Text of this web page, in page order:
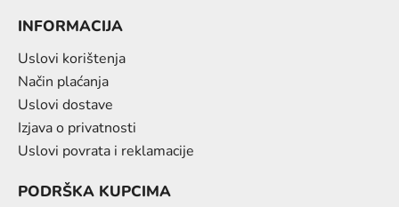
INFORMACIJA
Uslovi korištenja
Način plaćanja
Uslovi dostave
Izjava o privatnosti
Uslovi povrata i reklamacije
PODRŠKA KUPCIMA